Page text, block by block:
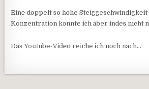
Eine doppelt so hohe
Konzentration konnte ich aber indes nicht
Das Youtube-Video reiche ich noch nach…